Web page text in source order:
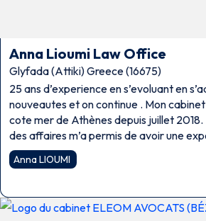
Anna Lioumi Law Office
Glyfada (Attiki) Greece (16675)
25 ans d’experience en s’evoluant en
nouveautes et on continue . Mon
cote mer de Athènes depuis juillet
des affaires m’a permis de avoir une
Anna LIOUMI